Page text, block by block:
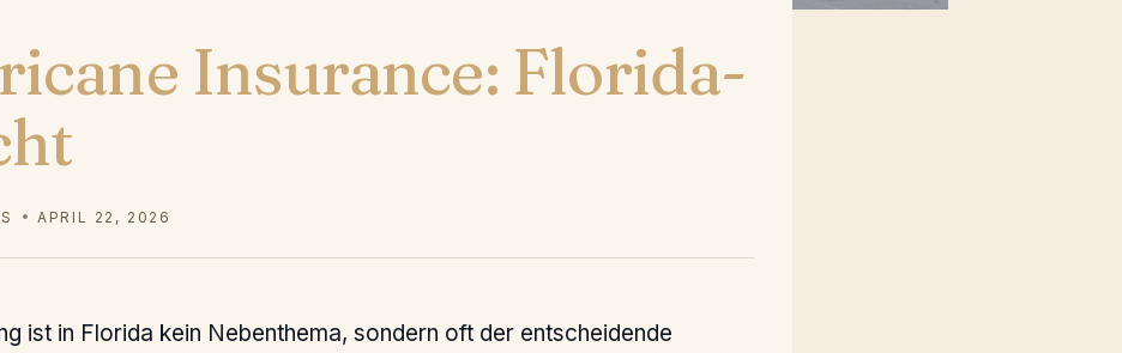
Insurance: Florida-
APRIL 22, 2026
ist in Florida kein Nebenthema, sondern oft der entscheidende